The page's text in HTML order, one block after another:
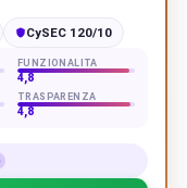
CySEC 120/10
FUNZIONALITÀ
4,8
TRASPARENZA
4,8